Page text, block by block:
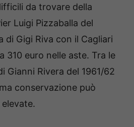
da trovare della
Luigi Pizzaballa del
di Gigi Riva con il Cagliari
310 euro nelle aste. Tra le
Gianni Rivera del 1961/62
conservazione può